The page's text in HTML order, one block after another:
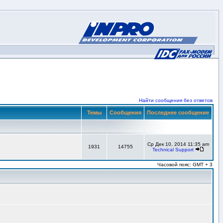
Найти сообщения без ответов
Темы Сообщения Последнее сообщение
1931 14755
Ср Дек 10, 2014 11:35 am
Technical Support
Часовой пояс: GMT + 3